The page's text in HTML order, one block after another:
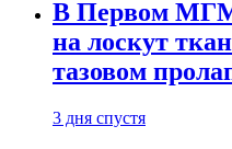
В Первом
на лоскут
тазовом
3 дня спустя